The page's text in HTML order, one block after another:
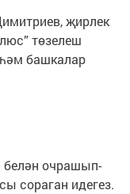
җирлек
төзелеш
башкалар
белән очрашып-
сораган идегез.